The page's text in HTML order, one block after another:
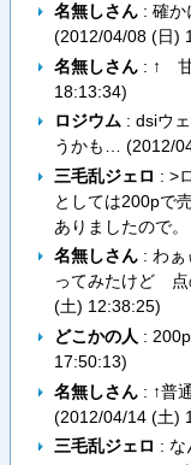
名無しさん: 確か
(2012/04/08 (日)
名無しさん: ↑ 甘
18:13:34)
ロジウム: dsiウェ
うかも… (2012/
三毛乱ジェロ : >
としては200pで
ありましたので
名無しさん: わぁ
ってみたけど 点
(土) 12:38:25)
どこかの人 :
17:50:13)
名無しさん: ↑普
(2012/04/14 (土)
三毛乱ジェロ : な